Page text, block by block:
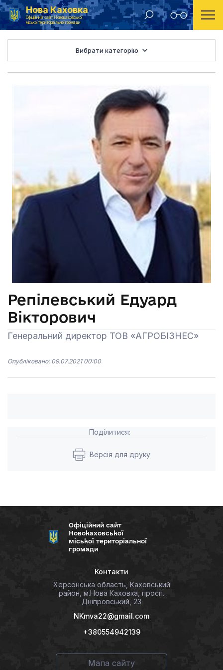
Нова Каховка
Офіційний сайт Новокаховської
міської територіальної громади
Головна Виконавчий комітет
Вибрати категорію
Репілевський Едуард
Вікторович
Генеральний директор ТОВ «АГРОБІЗНЕС»
Опубліковано: 09.07.2021 00:00
Поділитися:
Версія для друку
Офіційний сайт
Новокаховської
міської територіальної
громади
Контакти
Херсонська область, Каховський
район, м.Нова Каховка, просп.
Дніпровський, 23
NKmva22@gmail.com
+380554942139
Мапа сайту